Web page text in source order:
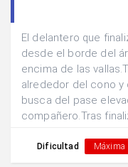
El delantero que
desde el borde del
encima de las
alrededor del cono
busca del pase
compañero.Tras
Dificultad Máxima